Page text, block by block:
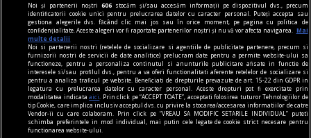
audio şi n-am cuvinte
Liric & ludic
Esența oscilează între melancolie și idealism
romantic.
Aron BIRO
Noi și partenerii noștri606 stocăm și/sau accesăm informații pe dispozitivul dvs., precum
identificatorii cookie unici pentru prelucrarea datelor cu caracter personal. Puteți accepta sau
gestiona alegerile dvs. făcând clic mai jos sau în orice moment, pe pagina cu politica de
confidențialitate. Aceste alegeri vor fi raportate partenerilor noștri și nu vă vor afecta navigarea.
Mai
multe detalii
Noi si partenerii nostri (retelele de socializare si agentiile de publicitate partenere, precum si
furnizorii nostri de servicii de date analitice) prelucram date pentru a permite website-ului sa
functioneze, pentru a personaliza continutul si anunturile publicitare afisate in functie de
interesele si/sau profilul dvs., pentru a va oferi functionalitati aferente retelelor de socializare si
pentru a analiza traficul pe website. Beneficiati de drepturile prevazute de art. 15-22 din GDPR in
legatura cu prelucrarea datelor cu caracter personal. Aceste drepturi pot fi exercitate prin
modalitatea indicataaici
. Prin click pe “ACCEPT TOATE”, acceptati folosirea tuturor Tehnologiilor de
tip Cookie, care implica inclusiv acceptul dvs. cu privire la stocarea/accesarea informatiilor de catre
Vendor-ii cu care colaboram. Prin click pe “VREAU SA MODIFIC SETARILE INDIVIDUAL” puteti
schimba preferintele in mod individual, mai putin cele legate de cookie strict necesare pentru
functionarea website-ului.